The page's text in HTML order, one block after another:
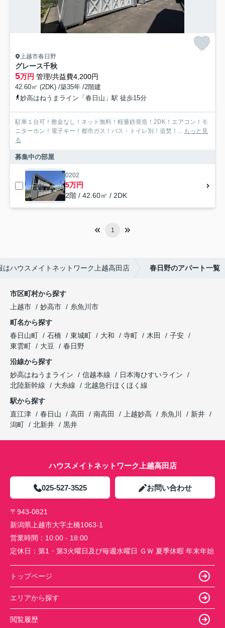
上越市春日野
グレース千秋
5万円 管理/共益費4,200円
42.60㎡ (2DK) /築35年 /2階建
妙高はねうまライン「春日山」駅 徒歩15分
駐車１台可！敷金なし！ネット無料！軽量鉄骨造！2DK！エアコン！モ
ニターホン！電子キー！都市ガス！バス・トイレ別！追焚！... もっと見
る
募集中の部屋
0202
5万円
2階 / 42.60㎡ / 2DK
1
ハウスメイトネットワーク上越高田店 春日野のアパート一覧
市区町村から探す
上越市
妙高市
糸魚川市
町名から探す
春日山町
石橋 東城町 大和 寺町 木田
子安
東雲町
大豆
春日野
沿線から探す
妙高はねうまライン
信越本線
日本海ひすいライン
北陸新幹線
大糸線
北越急行ほくほく線
駅から探す
直江津
春日山 高田 南高田 上越妙高 糸魚川
新井
潟町
北新井 黒井
ハウスメイトネットワーク上越高田店
025-527-3525 お問い合わせ
〒943-0821
新潟県上越市大字土橋1063-1
営業時間： 10:00 - 18:00
定休日： 第1・第3火曜日及び毎週水曜日 ＧＷ 夏季休暇 年末年始
トップページ
エリアから探す
閲覧履歴